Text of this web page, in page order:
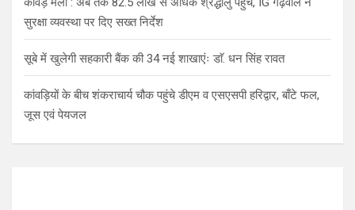
सुरक्षा व्यवस्था पर दिए सख्त निर्देश
सूबे में खुलेगी सहकारी बैंक की 34 नई शाखाएंः डाॅ. धन सिंह रावत
कांवड़ियों के बीच शंकराचार्य चौक पहुंचे डीएम व एसएसपी हरिद्वार, बाँटे फल,
जूस एवं पेयजल